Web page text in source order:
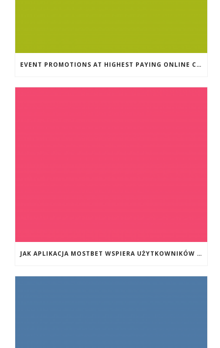
EVENT PROMOTIONS AT HIGHEST PAYING ONLINE CASINOS WITH BEST RTP
JAK APLIKACJA MOSTBET WSPIERA UŻYTKOWNIKÓW ANDROIDA?